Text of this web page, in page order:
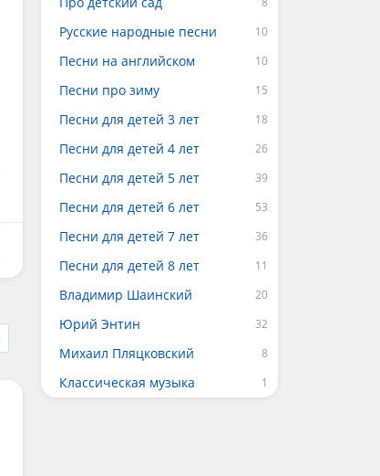
Русские народные песни
Песни на английском
Песни про зиму
Песни для детей 3 лет
Песни для детей 4 лет
Песни для детей 5 лет
Песни для детей 6 лет
Песни для детей 7 лет
Песни для детей 8 лет
Владимир Шаинский
Юрий Энтин
Михаил Пляцковский
Классическая музыка